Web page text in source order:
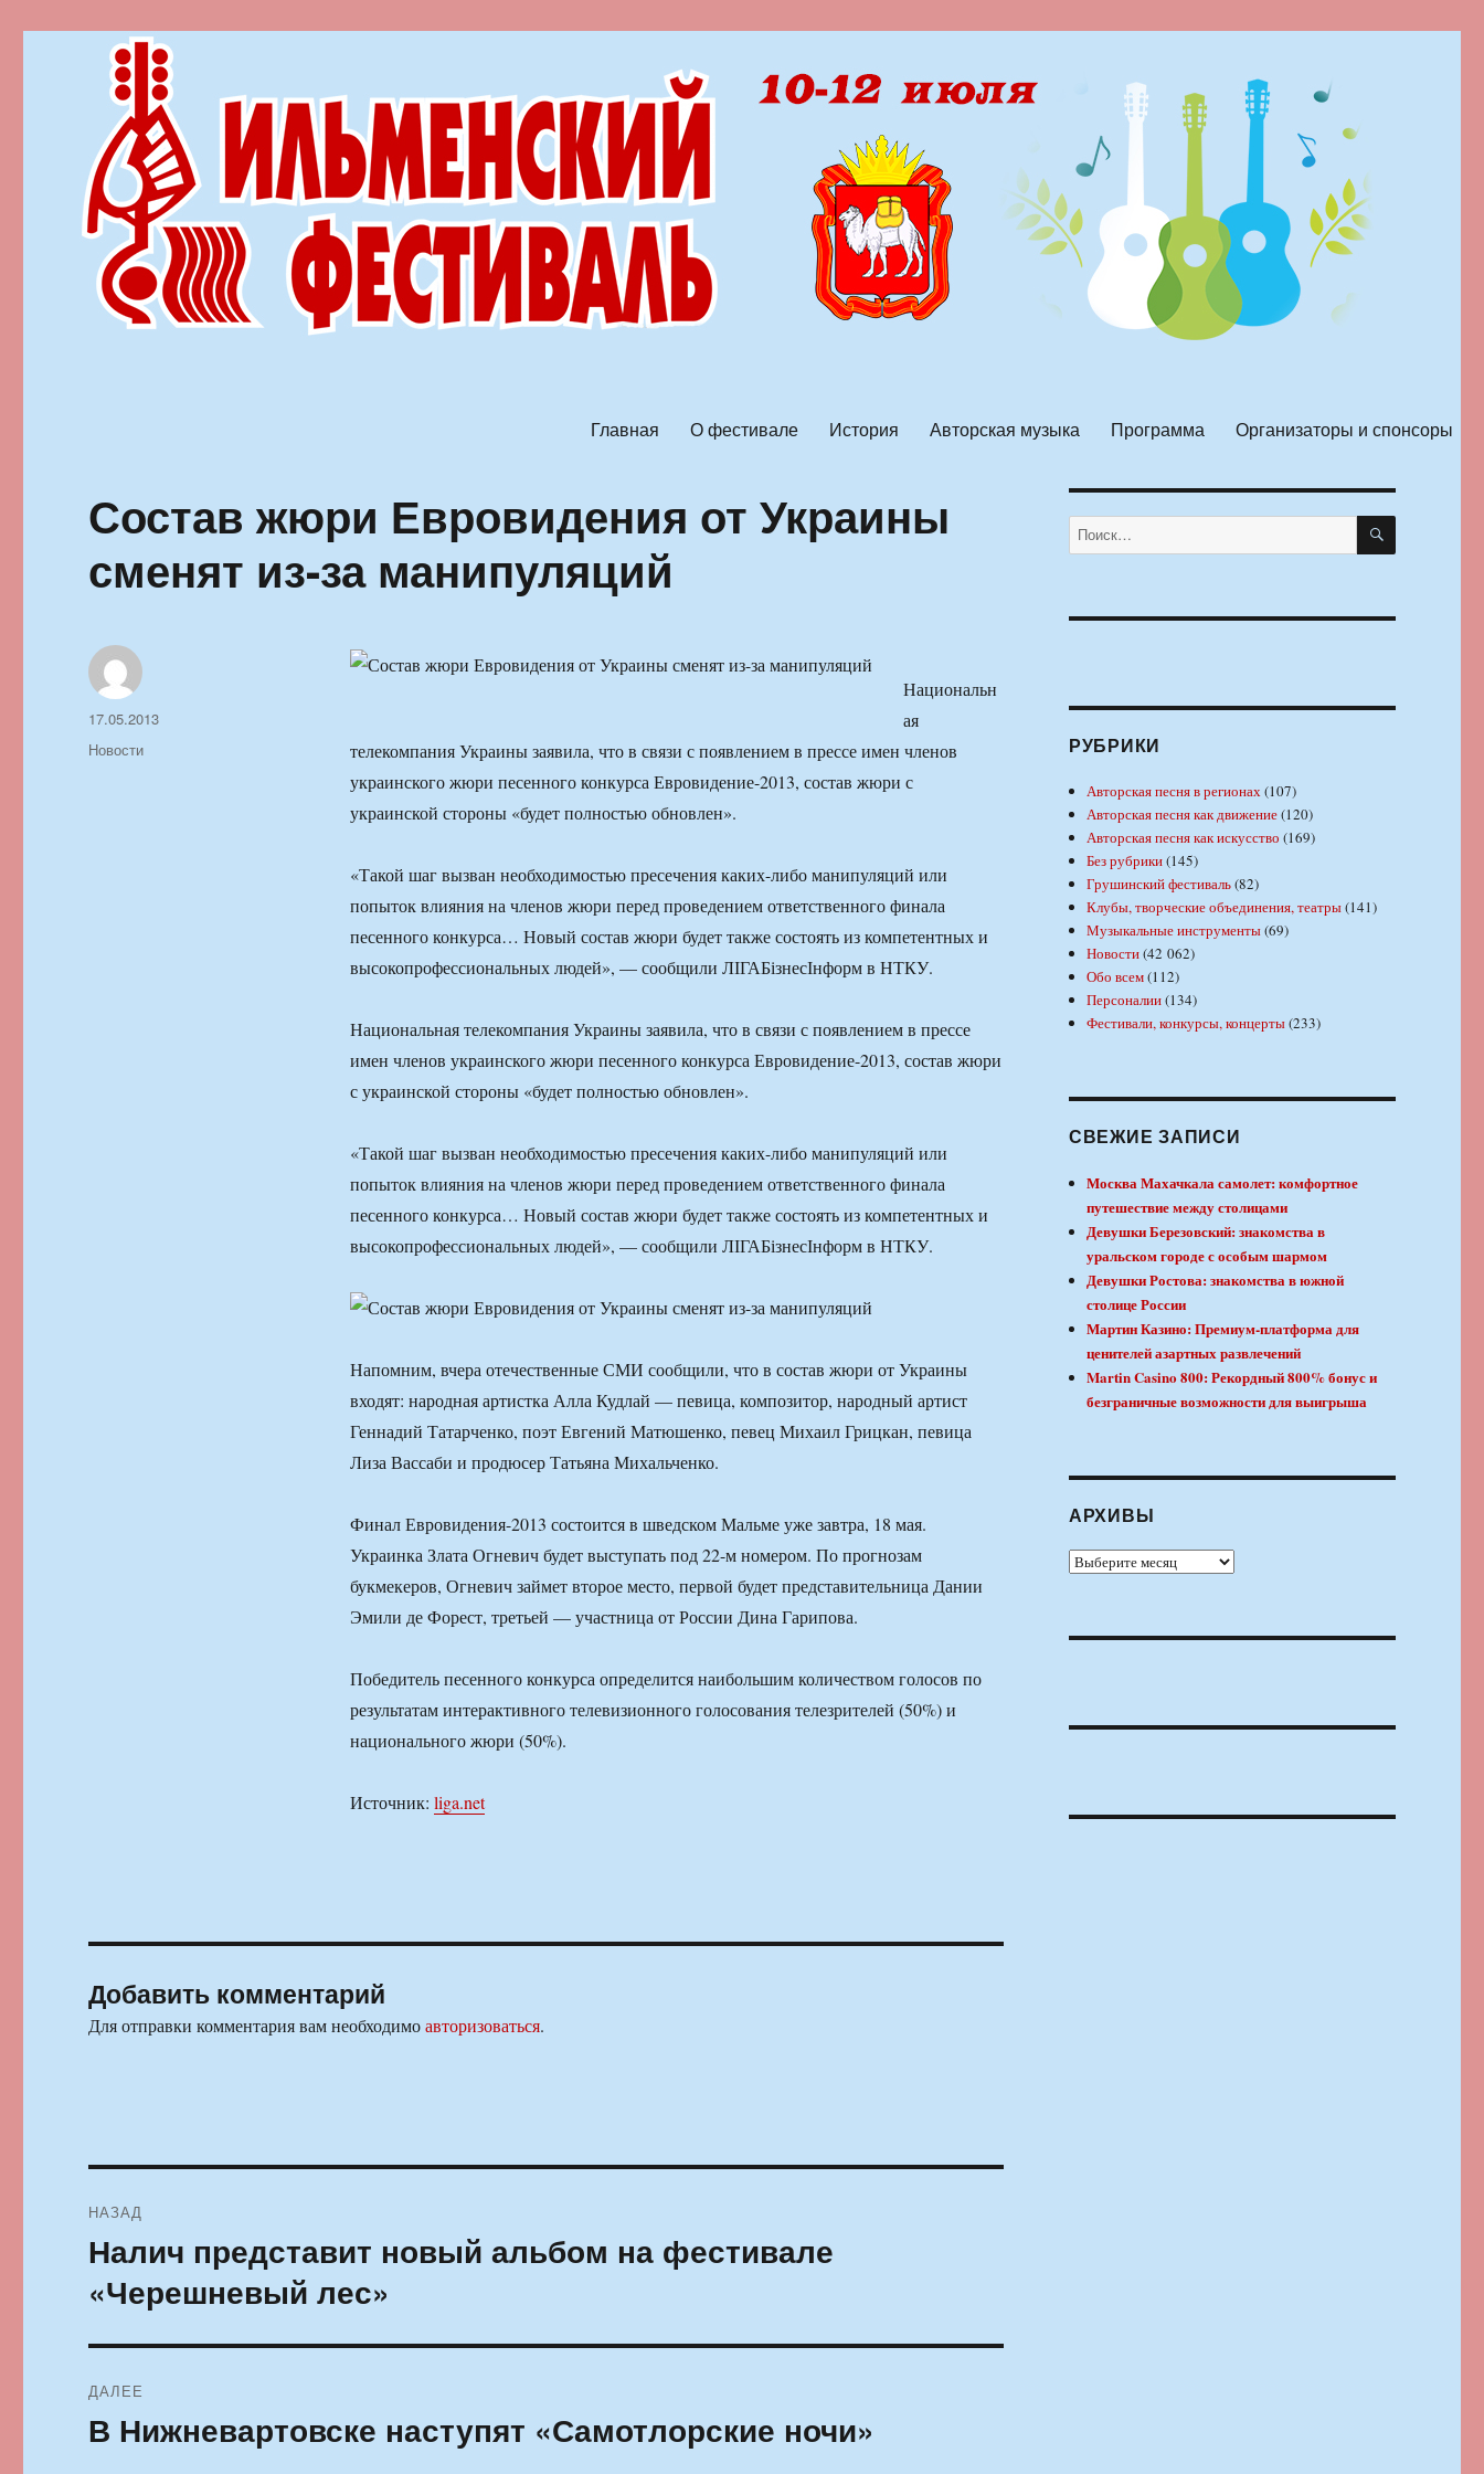
Главная О фестивале История Авторская музыка Программа Организаторы и спонсоры
Состав жюри Евровидения от Украины
сменят из-за манипуляций
Национальн
ая
телекомпания Украины заявила, что в связи с появлением в прессе имен членов
украинского жюри песенного конкурса Евровидение-2013, состав жюри с
украинской стороны «будет полностью обновлен».
«Такой шаг вызван необходимостью пресечения каких-либо манипуляций или
попыток влияния на членов жюри перед проведением ответственного финала
песенного конкурса… Новый состав жюри будет также состоять из компетентных и
высокопрофессиональных людей», — сообщили ЛІГАБізнесІнформ в НТКУ.
Национальная телекомпания Украины заявила, что в связи с появлением в прессе
имен членов украинского жюри песенного конкурса Евровидение-2013, состав жюри
с украинской стороны «будет полностью обновлен».
«Такой шаг вызван необходимостью пресечения каких-либо манипуляций или
попыток влияния на членов жюри перед проведением ответственного финала
песенного конкурса… Новый состав жюри будет также состоять из компетентных и
высокопрофессиональных людей», — сообщили ЛІГАБізнесІнформ в НТКУ.
Напомним, вчера отечественные СМИ сообщили, что в состав жюри от Украины
входят: народная артистка Алла Кудлай — певица, композитор, народный артист
Геннадий Татарченко, поэт Евгений Матюшенко, певец Михаил Грицкан, певица
Лиза Вассаби и продюсер Татьяна Михальченко.
Финал Евровидения-2013 состоится в шведском Мальме уже завтра, 18 мая.
Украинка Злата Огневич будет выступать под 22-м номером. По прогнозам
букмекеров, Огневич займет второе место, первой будет представительница Дании
Эмили де Форест, третьей — участница от России Дина Гарипова.
Победитель песенного конкурса определится наибольшим количеством голосов по
результатам интерактивного телевизионного голосования телезрителей (50%) и
национального жюри (50%).
Источник: liga.net
Автор
Опубликовано
17.05.2013
Рубрики
Новости
Добавить комментарий
Для отправки комментария вам необходимоавторизоваться.
по
записям
НАЗАД
Предыдущая
Налич представит новый альбом на фестивале
«Черешневый лес»
ДАЛЕЕ
Следующая
В Нижневартовске наступят «Самотлорские ночи»
Искать: ПОИСК
РУБРИКИ
Авторская песня в регионах(107)
Авторская песня как движение(120)
Авторская песня как искусство (169)
Без рубрики(145)
Грушинский фестиваль(82)
Клубы, творческие объединения, театры(141)
Музыкальные инструменты(69)
Новости(42 062)
Обо всем(112)
Персоналии(134)
Фестивали, конкурсы, концерты(233)
СВЕЖИЕ ЗАПИСИ
Москва Махачкала самолет: комфортное
путешествие между столицами
Девушки Березовский: знакомства в
уральском городе с особым шармом
Девушки Ростова: знакомства в южной
столице России
Мартин Казино: Премиум-платформа для
ценителей азартных развлечений
Martin Casino 800: Рекордный 800% бонус и
безграничные возможности для выигрыша
АРХИВЫ
Архивы